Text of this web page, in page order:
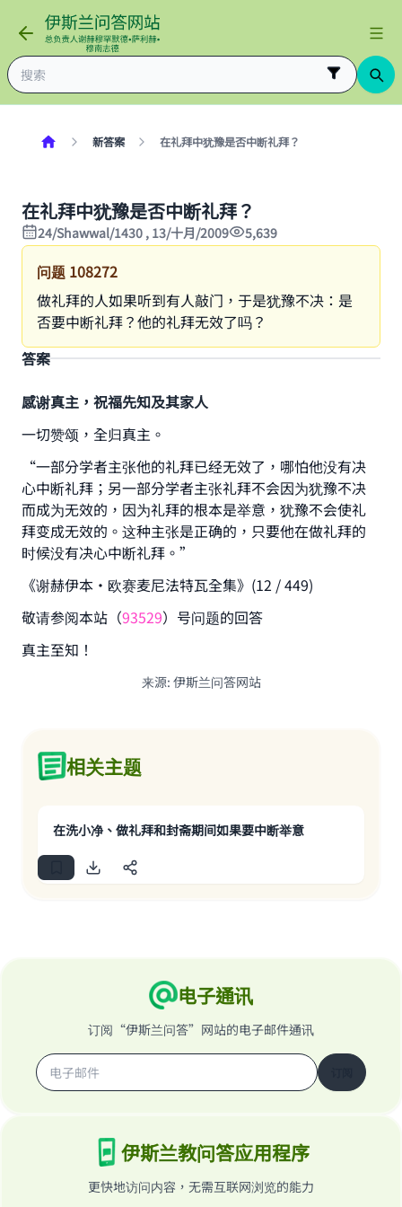
新答案 在礼拜中犹豫是否中断礼拜？
在礼拜中犹豫是否中断礼拜？
24/Shawwal/1430 , 13/十月/2009 5,639
问题 108272
做礼拜的人如果听到有人敲门，于是犹豫不决：是
否要中断礼拜？他的礼拜无效了吗？
答案
感谢真主，祝福先知及其家人
一切赞颂，全归真主。
“一部分学者主张他的礼拜已经无效了，哪怕他没有决
心中断礼拜；另一部分学者主张礼拜不会因为犹豫不决
而成为无效的，因为礼拜的根本是举意，犹豫不会使礼
拜变成无效的。这种主张是正确的，只要他在做礼拜的
时候没有决心中断礼拜。”
《谢赫伊本•欧赛麦尼法特瓦全集》(12 / 449)
敬请参阅本站（93529）号问题的回答
真主至知！
来源: 伊斯兰问答网站
相关主题
在洗小净、做礼拜和封斋期间如果要中断举意
电子通讯
订阅“伊斯兰问答”网站的电子邮件通讯
伊斯兰教问答应用程序
更快地访问内容，无需互联网浏览的能力
Make an impact on millions of lives
with your contribution today
Support IslamQA